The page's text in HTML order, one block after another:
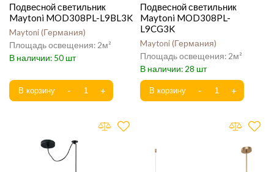
Подвесной светильник
Maytoni MOD308PL-L9BL3K
Maytoni Германия
2
50
Подвесной светильник
Maytoni MOD308PL-
L9CG3K
Maytoni Германия
2
28